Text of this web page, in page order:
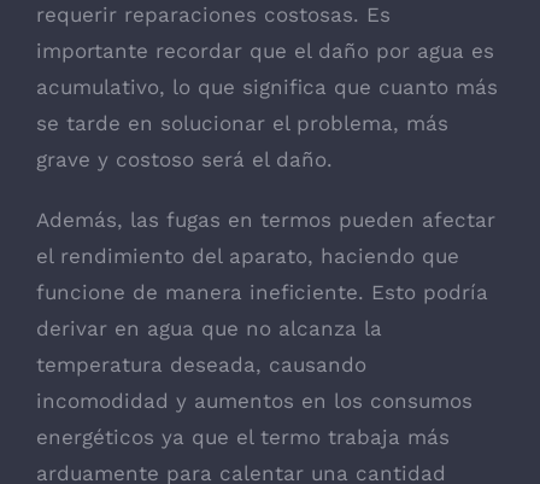
requerir reparaciones costosas. Es
importante recordar que el daño por agua es
acumulativo, lo que significa que cuanto más
se tarde en solucionar el problema, más
grave y costoso será el daño.
Además, las fugas en termos pueden afectar
el rendimiento del aparato, haciendo que
funcione de manera ineficiente. Esto podría
derivar en agua que no alcanza la
temperatura deseada, causando
incomodidad y aumentos en los consumos
energéticos ya que el termo trabaja más
arduamente para calentar una cantidad